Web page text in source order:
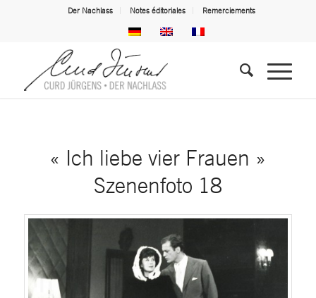
Der Nachlass Notes éditoriales Remerciements
« Ich liebe vier Frauen »
Szenenfoto 18